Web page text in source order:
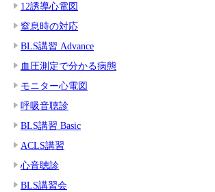
12誘導心電図
窒息時の対応
BLS講習 Advance
血圧測定で分かる病態
モニター心電図
呼吸音聴診
BLS講習 Basic
ACLS講習
心音聴診
BLS講習会